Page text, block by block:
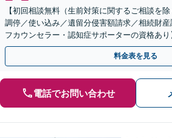
【初回相談無料（生前対策に関するご相談を
調停／使い込み／遺留分侵害額請求／相続財
フカウンセラー・認知症サポーターの資格あ
続もお任せください」【当日・夜間相談可（
料金表を見る
電話でお問い合わせ